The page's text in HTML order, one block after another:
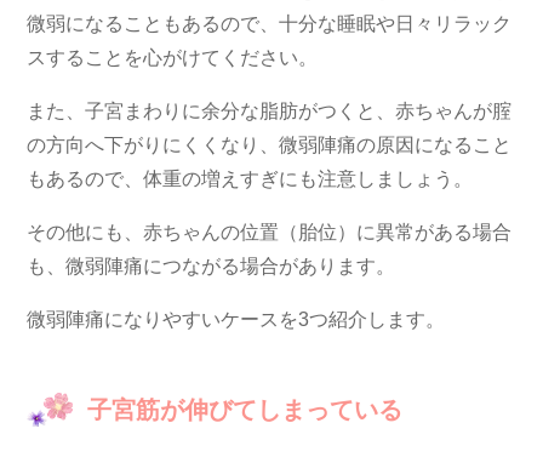
微弱になることもあるので、十分な睡眠や日々リラック
スすることを心がけてください。
また、子宮まわりに余分な脂肪がつくと、赤ちゃんが腟
の方向へ下がりにくくなり、微弱陣痛の原因になること
もあるので、体重の増えすぎにも注意しましょう。
その他にも、赤ちゃんの位置（胎位）に異常がある場合
も、微弱陣痛につながる場合があります。
微弱陣痛になりやすいケースを3つ紹介します。
子宮筋が伸びてしまっている